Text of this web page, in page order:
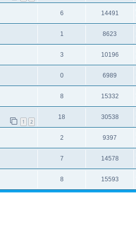
6 14491
1 8623
3 10196
0 6989
8 15332
1 2
18 30538
2 9397
7 14578
8 15593